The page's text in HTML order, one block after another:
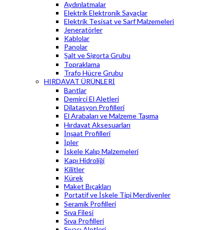
Aydınlatmalar
Elektrik Elektronik Sayaçlar
Elektrik Tesisat ve Sarf Malzemeleri
Jeneratörler
Kablolar
Panolar
Şalt ve Sigorta Grubu
Topraklama
Trafo Hücre Grubu
HIRDAVAT ÜRÜNLERİ
Bantlar
Demirci El Aletleri
Dilatasyon Profilleri
El Arabaları ve Malzeme Taşıma
Hırdavat Aksesuarları
İnşaat Profilleri
İpler
İskele Kalıp Malzemeleri
Kapı Hidroliği
Kilitler
Kürek
Maket Bıçakları
Portatif ve İskele Tipi Merdivenler
Seramik Profilleri
Sıva Filesi
Sıva Profilleri